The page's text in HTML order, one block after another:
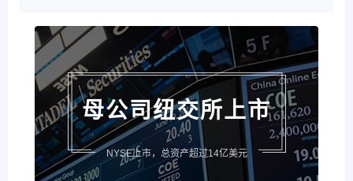
母公司纽交所上市
NYSE上市，总资产超过14亿美元